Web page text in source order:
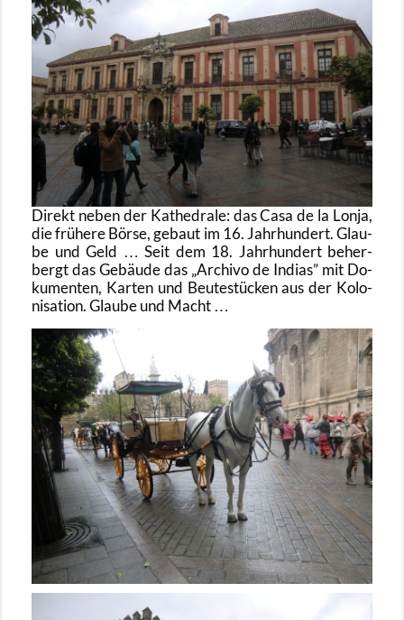
Di­rekt neben der Ka­the­dra­le: das Casa de la Lonja,
die frü­he­re Börse, ge­baut im 16. Jahr­hun­dert. Glau­
be und Geld … Seit dem 18. Jahr­hun­dert be­her­
bergt das Ge­bäu­de das Ar­chi­vo de In­dias mit Do­
ku­men­ten, Kar­ten und Beu­te­stü­cken aus der Ko­lo­
ni­sa­ti­on. Glau­be und Macht …